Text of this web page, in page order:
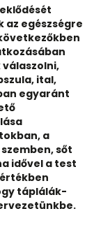
egészségre
ital,
egyaránt
a
sőt
idővel a test
táplálák-